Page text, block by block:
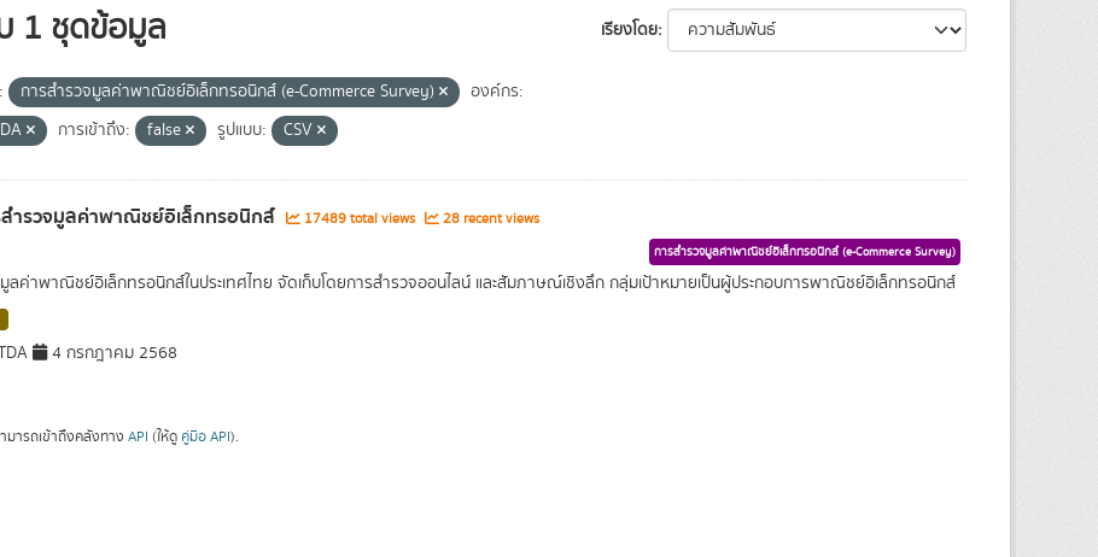
เรียงโดย
1 ชุดข้อมูล
การสำรวจมูลค่าพาณิชย์อิเล็กทรอนิกส์ (e-Commerce Survey)
องค์กร:
การเข้าถึง: false รูปแบบ: CSV
ำรวจมูลค่าพาณิชย์อิเล็กทรอนิกส์ 17489 total views 28 recent views
การสำรวจมูลค่าพาณิชย์อิเล็กทรอนิกส์ (e-Commerce Survey)
ลค่าพาณิชย์อิเล็กทรอนิกส์ในประเทศไทย จัดเก็บโดยการสำรวจออนไลน์ และสัมภาษณ์เชิงลึก กลุ่มเป้าหมายเป็นผู้ประกอบการพาณิชย์อิเล็กทรอนิกส์
4 กรกฎาคม 2568
ารถเข้าถึงคลังทาง API (ให้ดู คู่มือ API).